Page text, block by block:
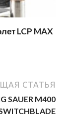
LCP MAX
СТАТЬЯ
SAUER M400